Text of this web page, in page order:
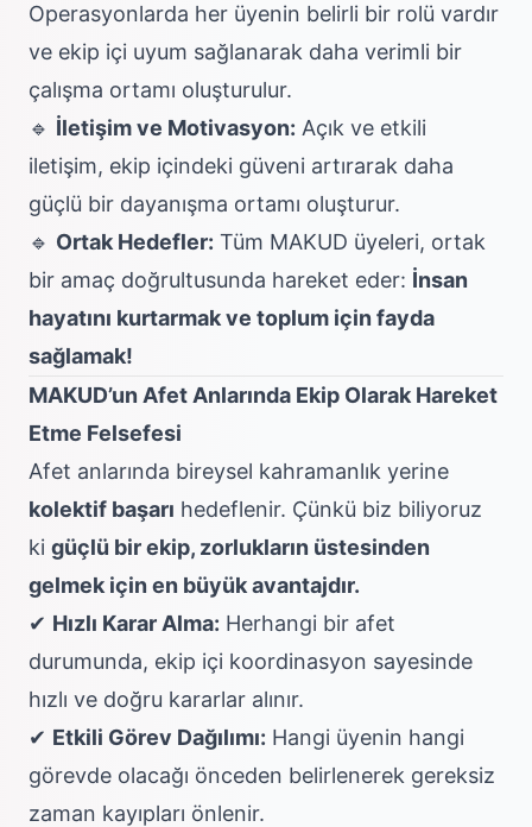
Operasyonlarda her üyenin belirli bir rolü vardır
ve ekip içi uyum sağlanarak daha verimli bir
çalışma ortamı oluşturulur.
🔹 İletişim ve Motivasyon: Açık ve etkili
iletişim, ekip içindeki güveni artırarak daha
güçlü bir dayanışma ortamı oluşturur.
🔹 Ortak Hedefler: Tüm MAKUD üyeleri, ortak
bir amaç doğrultusunda hareket eder: İnsan
hayatını kurtarmak ve toplum için fayda
sağlamak!
MAKUD’un Afet Anlarında Ekip Olarak Hareket
Etme Felsefesi
Afet anlarında bireysel kahramanlık yerine
kolektif başarı hedeflenir. Çünkü biz biliyoruz
ki güçlü bir ekip, zorlukların üstesinden
gelmek için en büyük avantajdır.
✔ Hızlı Karar Alma: Herhangi bir afet
durumunda, ekip içi koordinasyon sayesinde
hızlı ve doğru kararlar alınır.
✔ Etkili Görev Dağılımı: Hangi üyenin hangi
görevde olacağı önceden belirlenerek gereksiz
zaman kayıpları önlenir.